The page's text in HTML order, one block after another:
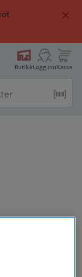
ButikkLogg innKasse